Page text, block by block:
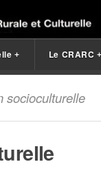
+ Le CRARC
socioculturelle